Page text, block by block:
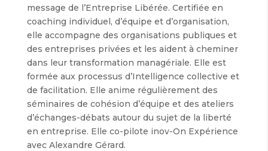
message de l’Entreprise Libérée. Certifiée en
coaching individuel, d’équipe et d’organisation,
elle accompagne des organisations publiques et
des entreprises privées et les aident à cheminer
dans leur transformation managériale. Elle est
formée aux processus d’Intelligence collective et
de facilitation. Elle anime régulièrement des
séminaires de cohésion d’équipe et des ateliers
d’échanges-débats autour du sujet de la liberté
en entreprise. Elle co-pilote inov-On Expérience
avec Alexandre Gérard.